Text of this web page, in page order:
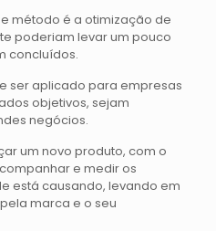
método é a otimização de
poderiam levar um pouco
concluídos.
ser aplicado para empresas
objetivos, sejam
negócios.
um novo produto, com o
e medir os
está causando, levando em
marca e o seu